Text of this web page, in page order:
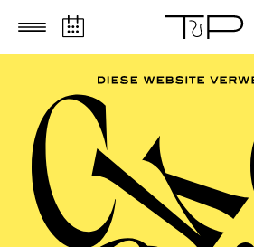
Zum Hauptinhalt springen Zum